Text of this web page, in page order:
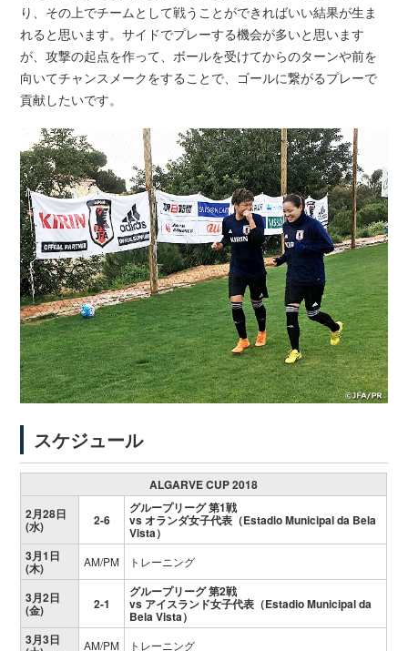
り、その上でチームとして戦うことができればいい結果が生ま
れると思います。サイドでプレーする機会が多いと思います
が、攻撃の起点を作って、ボールを受けてからのターンや前を
向いてチャンスメークをすることで、ゴールに繋がるプレーで
貢献したいです。
スケジュール
ALGARVE CUP 2018
2月28日
(水) 2-6
グループリーグ 第1戦
vs オランダ女子代表（Estadio Municipal da Bela
Vista）
3月1日
(木) AM/PM トレーニング
3月2日
(金) 2-1
グループリーグ 第2戦
vs アイスランド女子代表（Estadio Municipal da
Bela Vista）
3月3日
AM/PM トレーニング